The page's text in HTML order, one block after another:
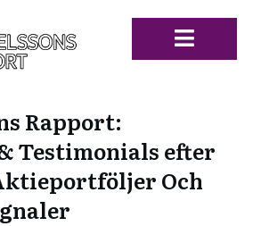
Rapport:
Testimonials efter
Och